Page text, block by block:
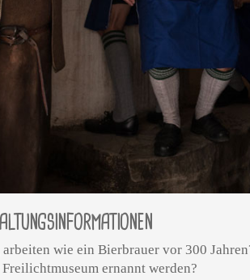
arbeiten wie ein Bierbrauer vor 300
Freilichtmuseum ernannt werden?